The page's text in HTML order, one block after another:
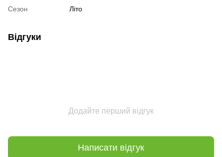
Сезон
Літо
Відгуки
Додайте перший відгук
Написати відгук